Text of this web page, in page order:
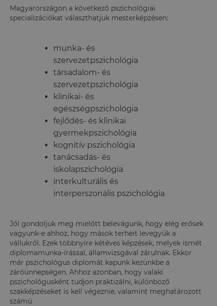
Magyarországon a következő pszichológiai
specializációkat választhatjuk mesterképzésen:
munka- és
szervezetpszichológia
társadalom- és
szervezetpszichológia
klinikai- és
egészségpszichológia
fejlődés- és klinikai
gyermekpszichológia
kognitív pszichológia
tanácsadás- és
iskolapszichológia
interkulturális és
interperszonális pszichológia
Jól gondoljuk meg mielőtt belevágunk, hogy elég erősek
vagyunk-e ahhoz, hogy mások terheit levegyük a
vállukról. Ezek többnyire kétéves képzések, melyek ismét
diplomamunka-írással, államvizsgával zárulnak. Ekkor
már pszichológus diplomát kapunk kezünkbe a
záróünnepségen. Ahhoz azonban, hogy valaki
pszichológusként tudjon praktizálni, különböző
szakképzéseket is kell végeznie, valamint meghatározott
számú